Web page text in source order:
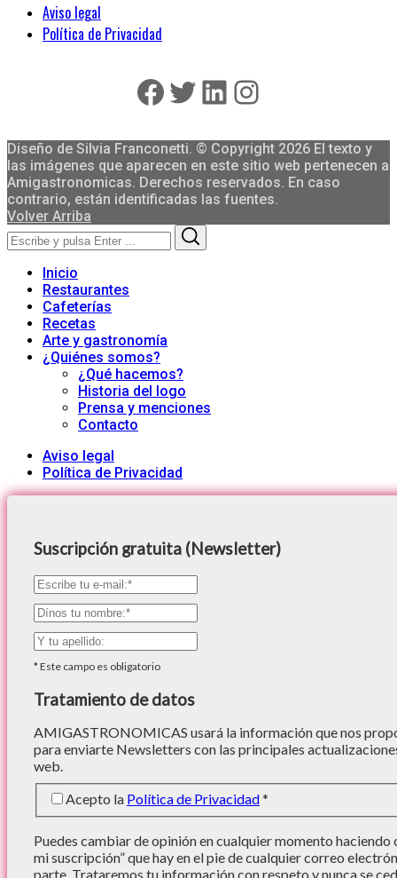
Aviso legal
Política de Privacidad
Facebook
Twitter
LinkedIn
Instagram
Diseño de Silvia Franconetti. © Copyright 2026 El texto y
las imágenes que aparecen en este sitio web pertenecen a
Amigastronomicas. Derechos reservados. En caso
contrario, están identificadas las fuentes.
Volver Arriba
Search
for:
Inicio
Restaurantes
Cafeterías
Recetas
Arte y gastronomía
¿Quiénes somos?
¿Qué hacemos?
Historia del logo
Prensa y menciones
Contacto
Aviso legal
Política de Privacidad
Suscripción gratuita (Newsletter)
*Este campo es obligatorio
Tratamiento de datos
AMIGASTRONOMICAS usará la información que nos
para enviarte Newsletters con las principales
web.
Acepto la Política de Privacidad*
Puedes cambiar de opinión en cualquier momento haciendo
mi suscripción” que hay en el pie de cualquier correo
parte. Trataremos tu información con respeto y nunca se